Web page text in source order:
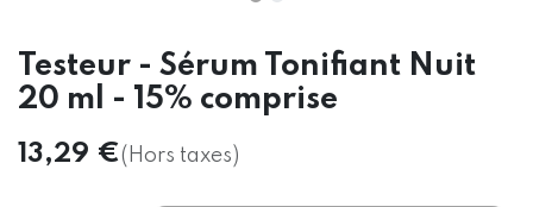
Testeur - Sérum Tonifiant Nuit
20 ml - 15% comprise
13,29 €(Hors taxes)